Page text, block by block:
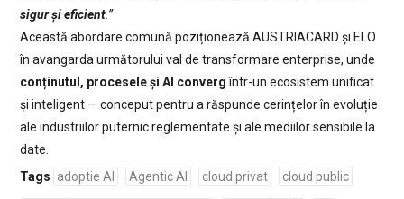
sigur și eficient.”
Această abordare comună poziționează AUSTRIACARD și ELO
în avangarda următorului val de transformare enterprise, unde
conținutul, procesele și AI convergîntr-un ecosistem unificat
și inteligent — conceput pentru a răspunde cerințelor în evoluție
ale industriilor puternic reglementate și ale mediilor sensibile la
date.
Tags adoptie AI Agentic AI cloud privat cloud public